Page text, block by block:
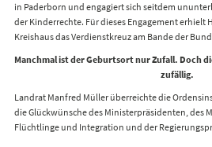
in Paderborn und engagiert sich seitdem
der Kinderrechte. Für dieses Engagement erhielt
Kreishaus das Verdienstkreuz am Bande der
Manchmal ist der Geburtsort nur Zufall. Doch
zufällig.
Landrat Manfred Müller überreichte die
die Glückwünsche des Ministerpräsidenten, des
Flüchtlinge und Integration und der